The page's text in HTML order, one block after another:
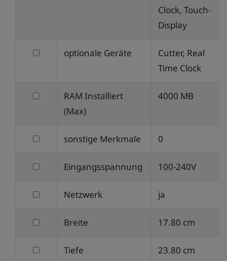
Clock, Touch-
Display
filtern
Geräte
optionale Geräte
Cutter, Real
Time Clock
filtern
Installiert
RAM Installiert
(Max)
4000 MB
filtern
sonstige
sonstige Merkmale 0
filtern
Eingangsspannung
Eingangsspannung 100-240V
filtern
Netzwerk
Netzwerk ja
filtern
Breite
Breite 17.80 cm
filtern
Tiefe 23.80 cm